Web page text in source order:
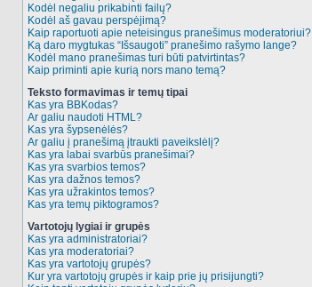
Kodėl negaliu prikabinti failų?
Kodėl aš gavau perspėjimą?
Kaip raportuoti apie neteisingus pranešimus moderatoriui?
Ką daro mygtukas “Išsaugoti” pranešimo rašymo lange?
Kodėl mano pranešimas turi būti patvirtintas?
Kaip priminti apie kurią nors mano temą?
Teksto formavimas ir temų tipai
Kas yra BBKodas?
Ar galiu naudoti HTML?
Kas yra šypsenėlės?
Ar galiu į pranešimą įtraukti paveikslėlį?
Kas yra labai svarbūs pranešimai?
Kas yra svarbios temos?
Kas yra dažnos temos?
Kas yra užrakintos temos?
Kas yra temų piktogramos?
Vartotojų lygiai ir grupės
Kas yra administratoriai?
Kas yra moderatoriai?
Kas yra vartotojų grupės?
Kur yra vartotojų grupės ir kaip prie jų prisijungti?